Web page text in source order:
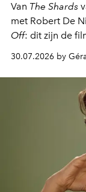
Van The Shards
met Robert De
Off: dit zijn de
30.07.2026 by